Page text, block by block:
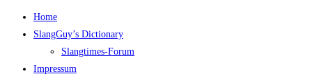
Home
SlangGuy’s Dic­tion­a­ry
Slang­times-Forum
Impres­sum